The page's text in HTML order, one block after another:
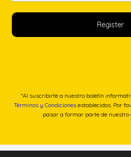
*Al suscribirte a nuestro boletín
Términos y Condiciones establecidos. Por
pasar a formar parte de nuestro